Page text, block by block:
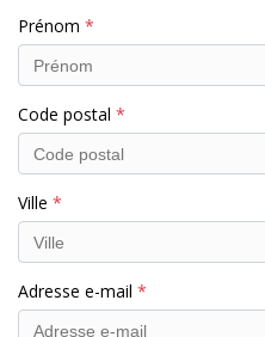
Prénom
Code postal
Ville
Adresse e-mail